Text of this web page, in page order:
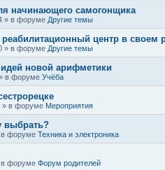
начинающего самогонщика
» в форуме Другие темы
центр в своем
» в форуме Другие темы
новой арифметики
в форуме Учёба
» в форуме Мероприятия
выбрать?
в форуме Техника и электроника
в форуме Форум родителей